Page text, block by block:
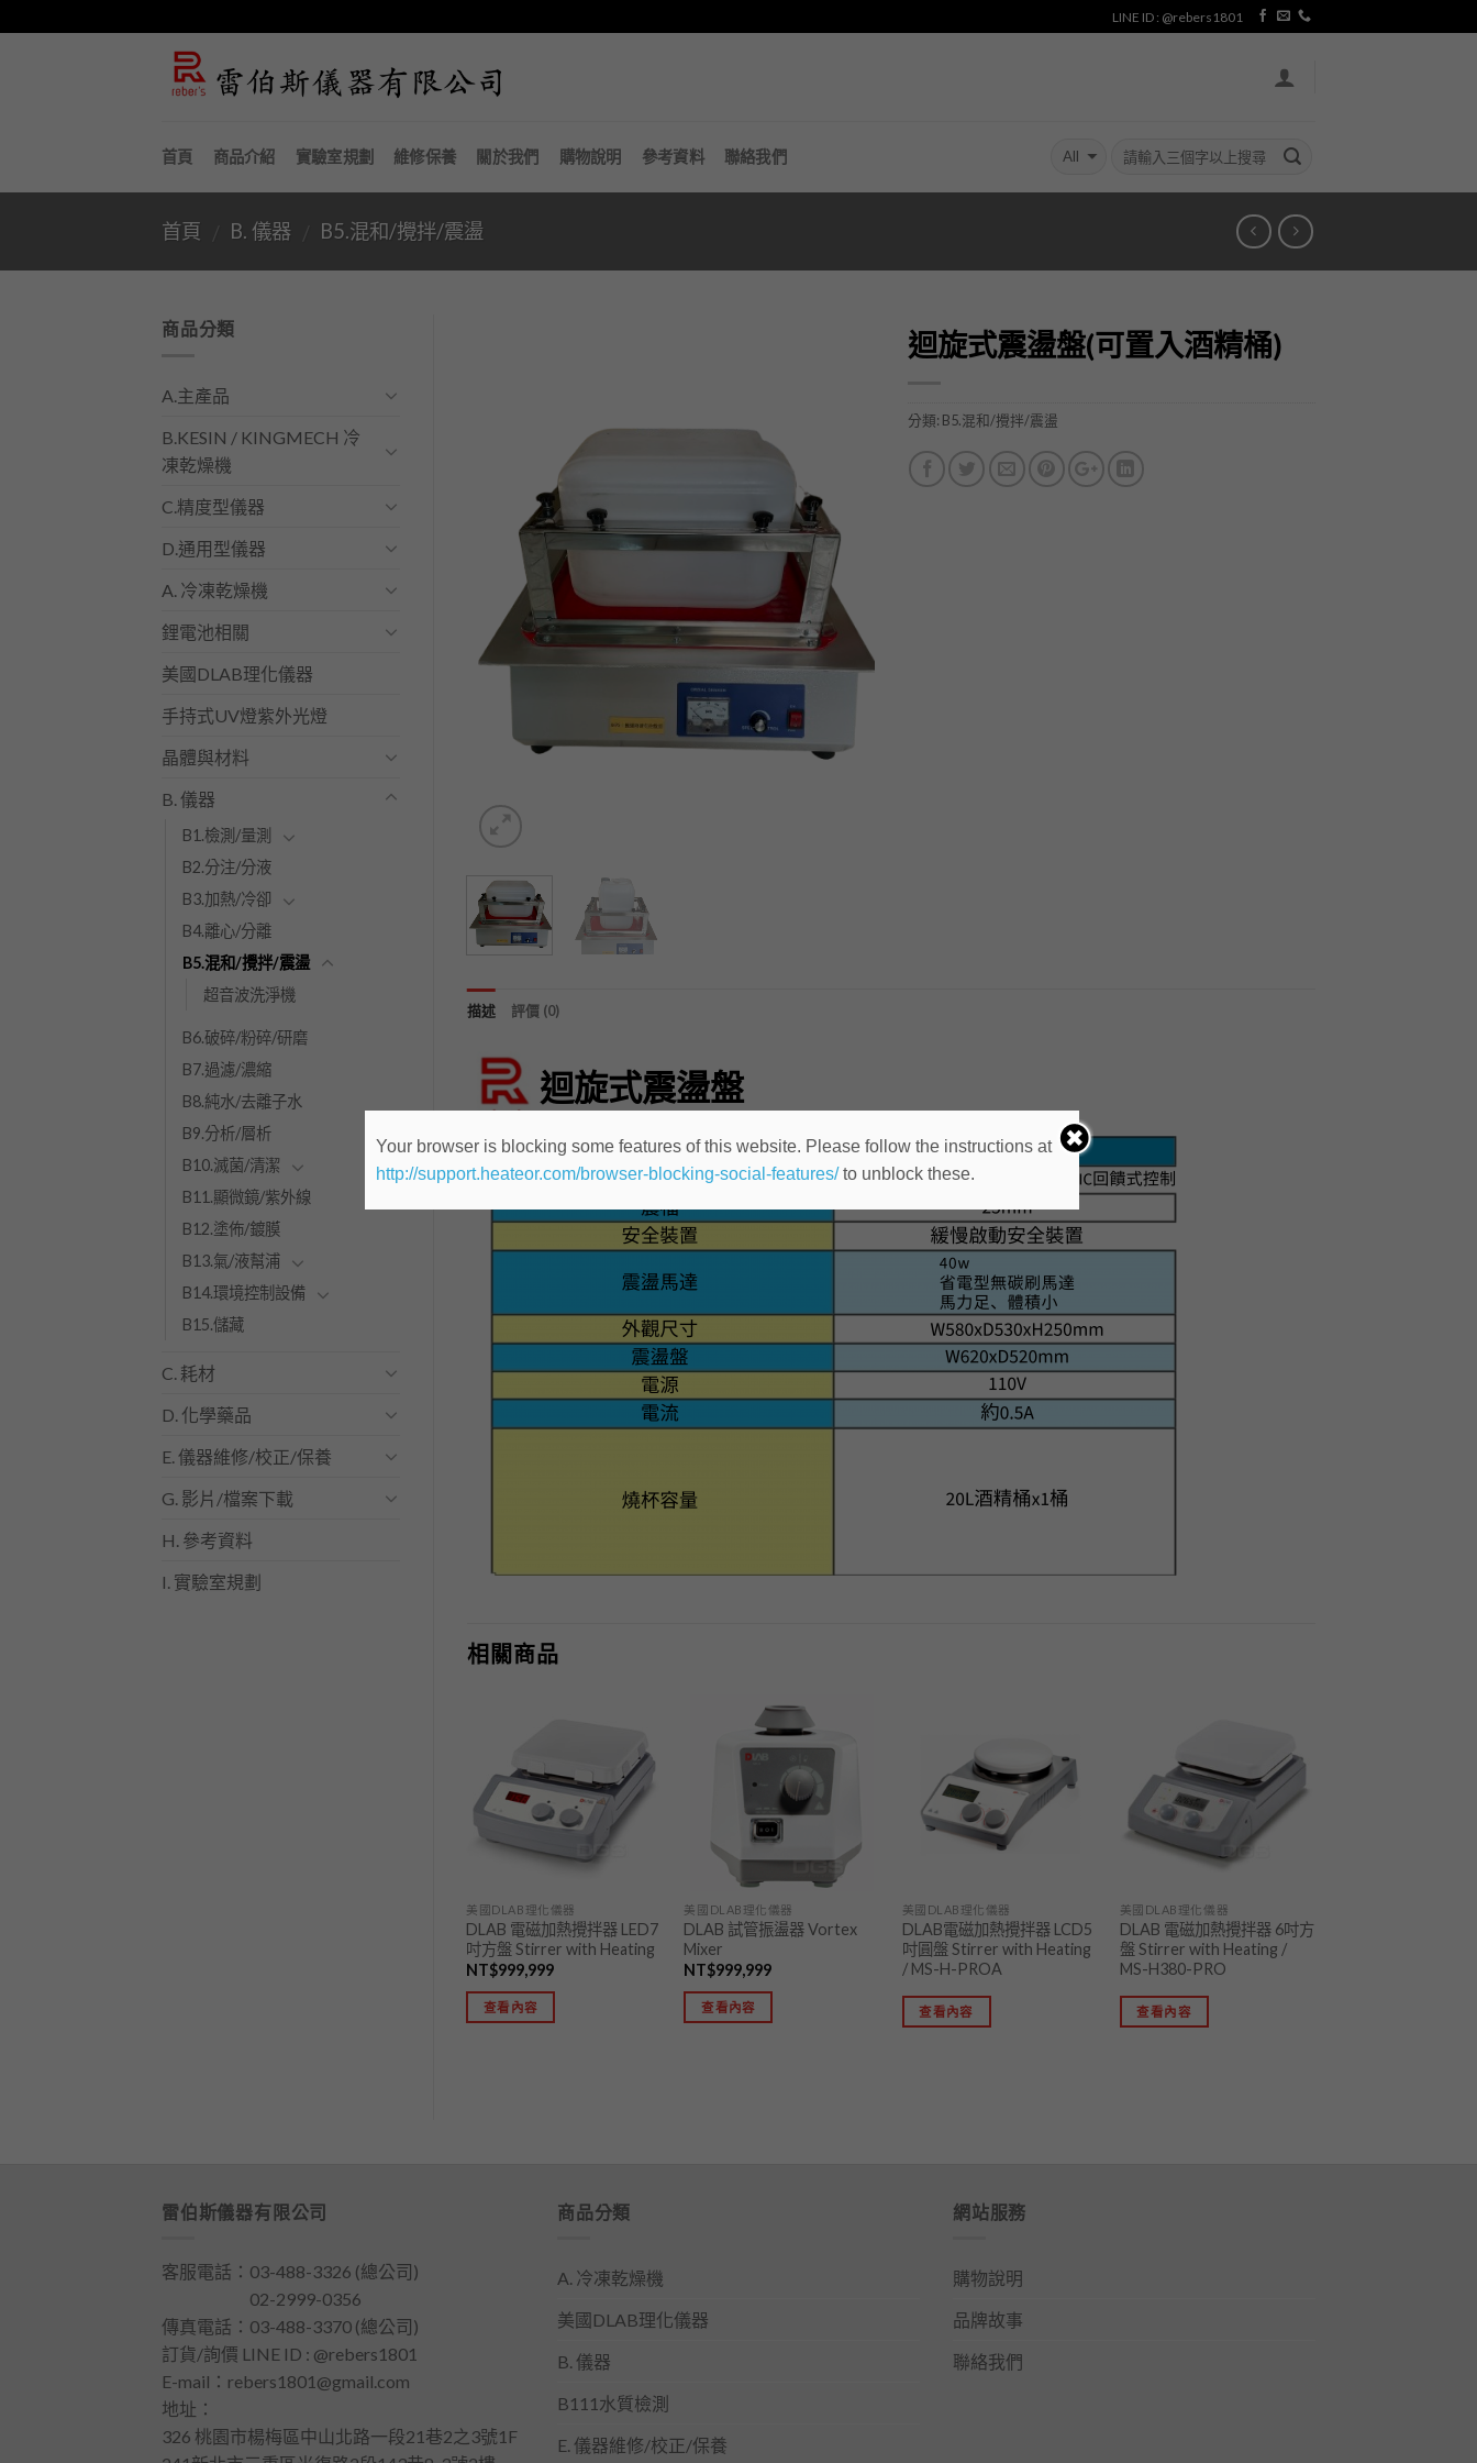
LINE ID : @rebers1801
首頁 商品介紹 實驗室規劃 維修保養 關於我們 購物說明 參考資料 聯絡我們
首頁 B. 儀器 B5.混和/攪拌/震盪
迴旋式震盪盤(可置入酒精桶)
分類: B5.混和/攪拌/震盪
描述 評價 (0)
迴旋式震盪盤
相關商品
加入
「願
望清
單」
美國DLAB理化儀器
DLAB 電磁加熱攪拌器 LED7
吋方盤 Stirrer with Heating
NT$999,999
查看內容
美國DLAB理化儀器
DLAB 試管振盪器 Vortex
Mixer
NT$999,999
查看內容
加入
「願
望清
美國DLAB理化儀器
DLAB電磁加熱攪拌器 LCD5
吋圓盤 Stirrer with Heating
/ MS-H-PROA
查看內容
加入
「願
望清
單」
美國DLAB理化儀器
DLAB 電磁加熱攪拌器 6吋方
盤 Stirrer with Heating /
MS-H380-PRO
查看內容
商品分類
A.主產品
B.KESIN / KINGMECH 冷
凍乾燥機
C.精度型儀器
D.通用型儀器
A. 冷凍乾燥機
鋰電池相關
美國DLAB理化儀器
手持式UV燈紫外光燈
晶體與材料
B. 儀器
B1.檢測/量測
B2.分注/分液
B3.加熱/冷卻
B4.離心/分離
B5.混和/攪拌/震盪
超音波洗淨機
B6.破碎/粉碎/研磨
B7.過濾/濃縮
B8.純水/去離子水
B9.分析/層析
B10.滅菌/清潔
B11.顯微鏡/紫外線
B12.塗佈/鍍膜
B13.氣/液幫浦
B14.環境控制設備
B15.儲藏
C. 耗材
D. 化學藥品
E. 儀器維修/校正/保養
G. 影片/檔案下載
H. 參考資料
I. 實驗室規劃
雷伯斯儀器有限公司
客服電話： 03-488-3326 (總公司)
02-2999-0356
傳真電話：03-488-3370 (總公司)
訂貨/詢價 LINE ID : @rebers1801
E-mail： rebers1801@gmail.com
地址：
326 桃園市楊梅區中山北路一段21巷2之3號1F
商品分類
A. 冷凍乾燥機
美國DLAB理化儀器
B. 儀器
B111水質檢測
E. 儀器維修/校正/保養
網站服務
購物說明
品牌故事
聯絡我們
Your browser is blocking some features of this website. Please follow the instructions at
http://support.heateor.com/browser-blocking-social-features/to unblock these.